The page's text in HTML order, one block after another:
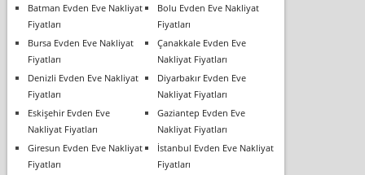
Batman Evden Eve Nakliyat
Fiyatları
Bolu Evden Eve Nakliyat
Fiyatları
Bursa Evden Eve Nakliyat
Fiyatları
Çanakkale Evden Eve
Nakliyat Fiyatları
Denizli Evden Eve Nakliyat
Fiyatları
Diyarbakır Evden Eve
Nakliyat Fiyatları
Eskişehir Evden Eve
Nakliyat Fiyatları
Gaziantep Evden Eve
Nakliyat Fiyatları
Giresun Evden Eve Nakliyat
Fiyatları
İstanbul Evden Eve Nakliyat
Fiyatları